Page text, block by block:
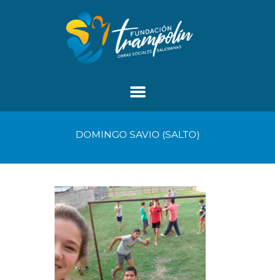
DOMINGO SAVIO (SALTO)